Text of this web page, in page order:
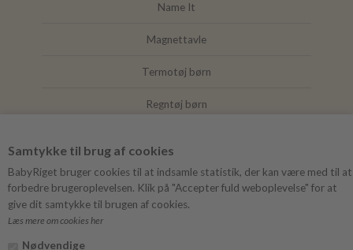
Samtykke til brug af cookies
BabyRiget bruger cookies til at indsamle statistik, der kan være med til at
forbedre brugeroplevelsen. Klik på "Accepter fuld weboplevelse" for at
give dit samtykke til brugen af cookies.
Læs mere om cookies her
Nødvendige
Name It
Magnettavle
Termotøj børn
Regntøj børn
Mushie